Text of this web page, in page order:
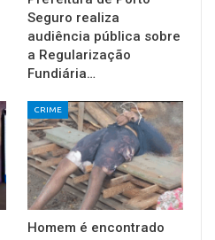
Seguro realiza
audiência pública sobre
a Regularização
Fundiária…
CRIME
Homem é encontrado